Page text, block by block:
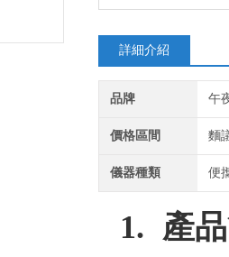
詳細介紹
品牌 午
價格區間 麵
儀器種類 便
1. 產